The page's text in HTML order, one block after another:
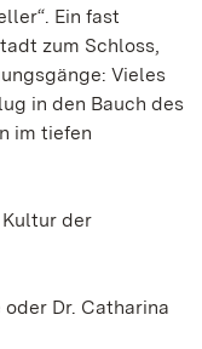
Ein fast
zum Schloss,
Vieles
in den Bauch des
im tiefen
Kultur der
Dr. Catharina